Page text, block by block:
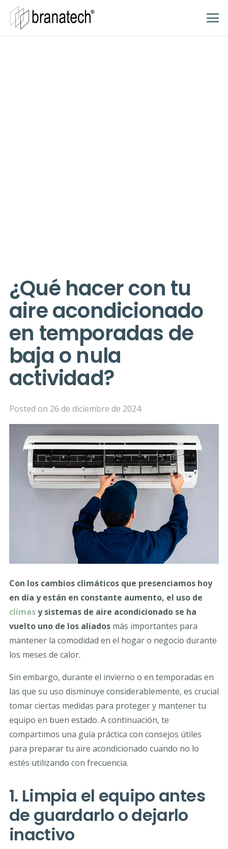
¿Qué hacer con tu
aire acondicionado
en temporadas de
baja o nula
actividad?
Posted on 26 de diciembre de 2024
Con los cambios climáticos que presenciamos hoy
en día y están en constante aumento, el uso de
climasy sistemas de aire acondicionado se ha
vuelto uno de los aliadosmás importantes para
mantener la comodidad en el hogar o negocio durante
los meses de calor.
Sin embargo, durante el invierno o en temporadas en
las que su uso disminuye considerablemente, es crucial
tomar ciertas medidas para proteger y mantener tu
equipo en buen estado. A continuación, te
compartimos una guía práctica con consejos útiles
para preparar tu aire acondicionado cuando no lo
estés utilizando con frecuencia.
1. Limpia el equipo antes
de guardarlo o dejarlo
inactivo